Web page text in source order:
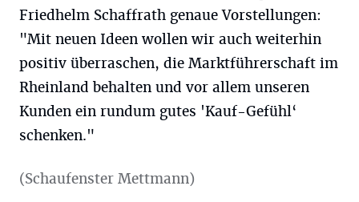
Friedhelm Schaffrath genaue Vorstellungen:
"Mit neuen Ideen wollen wir auch weiterhin
positiv überraschen, die Marktführerschaft im
Rheinland behalten und vor allem unseren
Kunden ein rundum gutes 'Kauf-Gefühl‘
schenken."
(Schaufenster Mettmann)